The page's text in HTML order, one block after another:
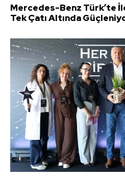
Mercedes-Benz Türk’te
Tek Çatı Altında